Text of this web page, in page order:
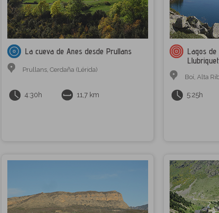
La cueva de Anes desde Prullans
Prullans, Cerdaña (Lérida)
4:30h 11,7 km
Lagos
Boí, Alta
5:25h